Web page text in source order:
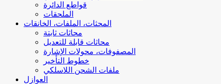
قواطع الدائرة
الملحقات
المحثات، الملفات، الخانقات
محاثات ثابتة
محاثات قابلة للتعديل
المصفوفات، محولات الإشارة
خطوط التأخير
ملفات الشحن اللاسلكي
العوازل